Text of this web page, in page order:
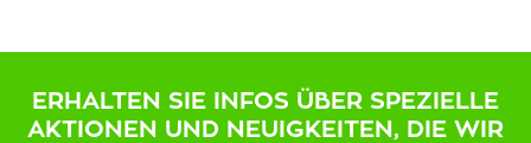
ERHALTEN SIE INFOS ÜBER SPEZIELLE
AKTIONEN UND NEUIGKEITEN, DIE WIR